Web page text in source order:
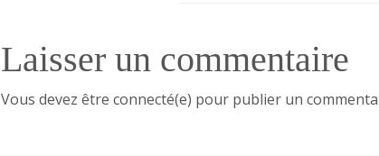
Laisser un commentaire
Vous devez être connecté(e) pour publier un